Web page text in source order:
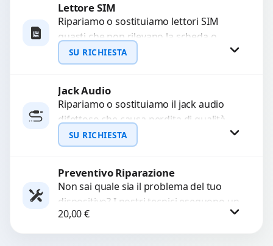
Lettore SIM
Ripariamo o sostituiamo lettori SIM
guasti che non rilevano la scheda o
interrompono il segnale. Utilizziamo
ricambi testati e garantiti...
SU RICHIESTA
Richiedi Preventivo
WhatsApp
Jack Audio
Ripariamo o sostituiamo il jack audio
difettoso che causa perdita di qualità
sonora o impossibilità di collegare cuffie
e accessori....
SU RICHIESTA
Richiedi Preventivo
Preventivo Riparazione
Non sai quale sia il problema del tuo
dispositivo? I nostri tecnici eseguono un
check-up completo con strumenti
avanzati per...
20,00€